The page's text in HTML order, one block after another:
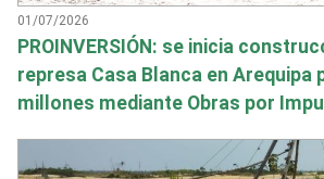
01/07/2026
PROINVERSIÓN: se inicia
represa Casa Blanca en Arequipa
millones mediante Obras por